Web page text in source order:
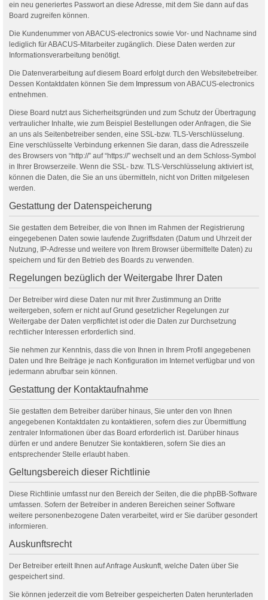
ein neu generiertes Passwort an diese Adresse, mit dem Sie dann auf das
Board zugreifen können.
Die Kundenummer von ABACUS-electronics sowie Vor- und Nachname sind
lediglich für ABACUS-Mitarbeiter zugänglich. Diese Daten werden zur
Informationsverarbeitung benötigt.
Die Datenverarbeitung auf diesem Board erfolgt durch den Websitebetreiber.
Dessen Kontaktdaten können Sie dem Impressum von ABACUS-electronics
entnehmen.
Diese Board nutzt aus Sicherheitsgründen und zum Schutz der Übertragung
vertraulicher Inhalte, wie zum Beispiel Bestellungen oder Anfragen, die Sie
an uns als Seitenbetreiber senden, eine SSL-bzw. TLS-Verschlüsselung.
Eine verschlüsselte Verbindung erkennen Sie daran, dass die Adresszeile
des Browsers von “http://” auf “https://” wechselt und an dem Schloss-Symbol
in Ihrer Browserzeile. Wenn die SSL- bzw. TLS-Verschlüsselung aktiviert ist,
können die Daten, die Sie an uns übermitteln, nicht von Dritten mitgelesen
werden.
Gestattung der Datenspeicherung
Sie gestatten dem Betreiber, die von Ihnen im Rahmen der Registrierung
eingegebenen Daten sowie laufende Zugriffsdaten (Datum und Uhrzeit der
Nutzung, IP-Adresse und weitere von Ihrem Browser übermittelte Daten) zu
speichern und für den Betrieb des Boards zu verwenden.
Regelungen bezüglich der Weitergabe Ihrer Daten
Der Betreiber wird diese Daten nur mit Ihrer Zustimmung an Dritte
weitergeben, sofern er nicht auf Grund gesetzlicher Regelungen zur
Weitergabe der Daten verpflichtet ist oder die Daten zur Durchsetzung
rechtlicher Interessen erforderlich sind.
Sie nehmen zur Kenntnis, dass die von Ihnen in Ihrem Profil angegebenen
Daten und Ihre Beiträge je nach Konfiguration im Internet verfügbar und von
jedermann abrufbar sein können.
Gestattung der Kontaktaufnahme
Sie gestatten dem Betreiber darüber hinaus, Sie unter den von Ihnen
angegebenen Kontaktdaten zu kontaktieren, sofern dies zur Übermittlung
zentraler Informationen über das Board erforderlich ist. Darüber hinaus
dürfen er und andere Benutzer Sie kontaktieren, sofern Sie dies an
entsprechender Stelle erlaubt haben.
Geltungsbereich dieser Richtlinie
Diese Richtlinie umfasst nur den Bereich der Seiten, die die phpBB-Software
umfassen. Sofern der Betreiber in anderen Bereichen seiner Software
weitere personenbezogene Daten verarbeitet, wird er Sie darüber gesondert
informieren.
Auskunftsrecht
Der Betreiber erteilt Ihnen auf Anfrage Auskunft, welche Daten über Sie
gespeichert sind.
Sie können jederzeit die vom Betreiber gespeicherten Daten herunterladen